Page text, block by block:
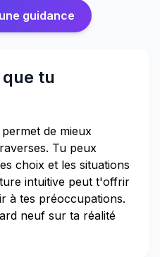
guidance
tu
permet de mieux
Tu peux
choix et les situations
intuitive peut t'offrir
à tes préoccupations.
neuf sur ta réalité